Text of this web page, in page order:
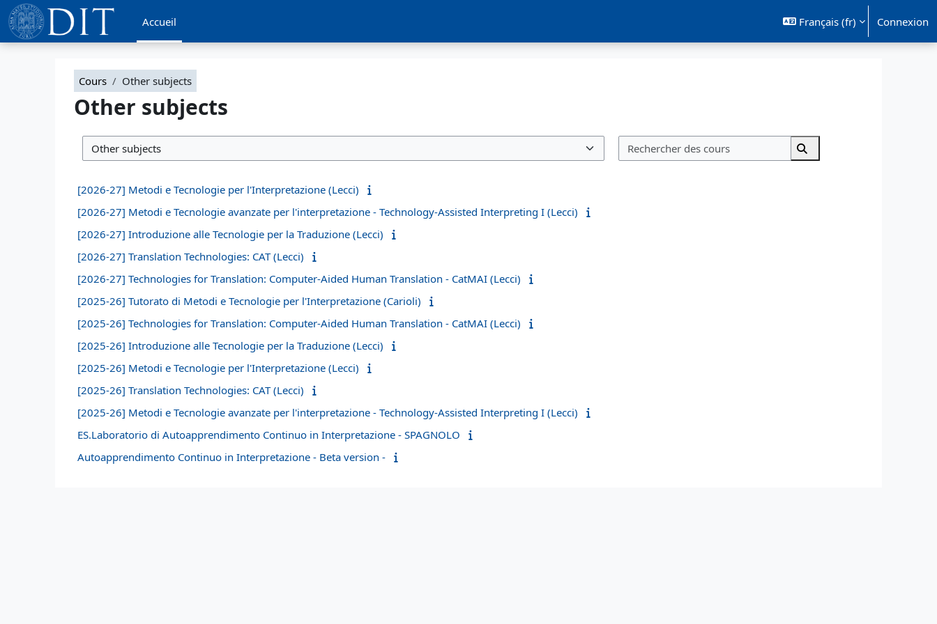
Passer au contenu principal
Accueil
Français ‎(fr)‎ Connexion
Cours Other subjects
Other subjects
Catégories de cours
Rechercher des cours
Rechercher des cours
[2026-27] Metodi e Tecnologie per l'Interpretazione (Lecci)
[2026-27] Metodi e Tecnologie avanzate per l'interpretazione - Technology-Assisted Interpreting I (Lecci)
[2026-27] Introduzione alle Tecnologie per la Traduzione (Lecci)
[2026-27] Translation Technologies: CAT (Lecci)
[2026-27] Technologies for Translation: Computer-Aided Human Translation - CatMAI (Lecci)
[2025-26] Tutorato di Metodi e Tecnologie per l'Interpretazione (Carioli)
[2025-26] Technologies for Translation: Computer-Aided Human Translation - CatMAI (Lecci)
[2025-26] Introduzione alle Tecnologie per la Traduzione (Lecci)
[2025-26] Metodi e Tecnologie per l'Interpretazione (Lecci)
[2025-26] Translation Technologies: CAT (Lecci)
[2025-26] Metodi e Tecnologie avanzate per l'interpretazione - Technology-Assisted Interpreting I (Lecci)
ES.Laboratorio di Autoapprendimento Continuo in Interpretazione - SPAGNOLO
Autoapprendimento Continuo in Interpretazione - Beta version -